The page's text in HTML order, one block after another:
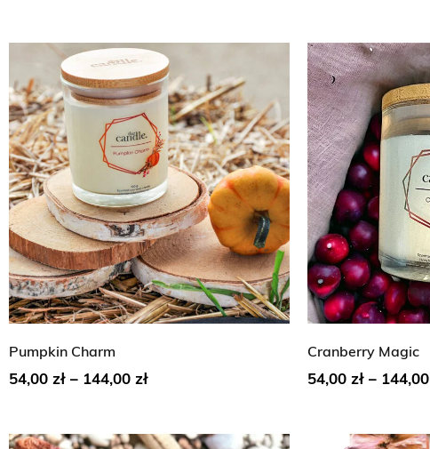
Pumpkin Charm
54,00 zł – 144,00 zł
Cranberry Magic
54,00 zł – 144,00